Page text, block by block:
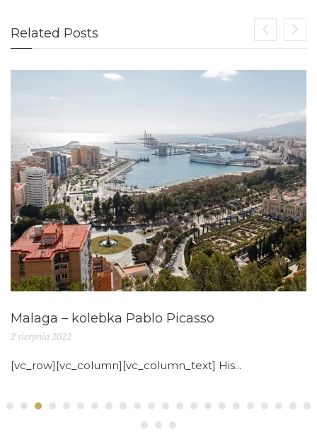
Related Posts
Malaga – kolebka Pablo Picasso
2 sierpnia 2022
[vc_row][vc_column][vc_column_text] His...